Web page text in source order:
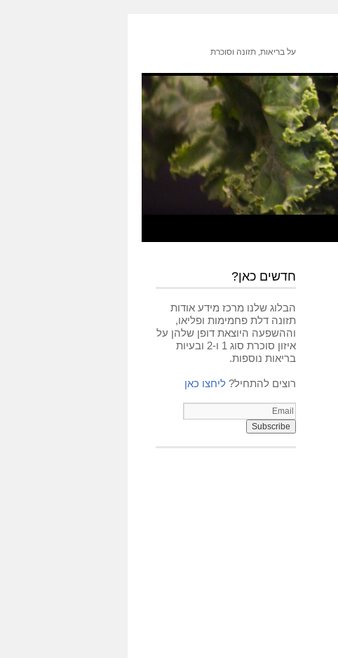
על בריאות, תזונה וסוכרת
חדשים כאן?
הבלוג שלנו מרכז מידע אודות
תזונה דלת פחמימות ופליאו,
וההשפעה היוצאת דופן שלהן על
איזון סוכרת סוג 1 ו-2 ובעיות
בריאות נוספות.
רוצים להתחיל? ליחצו כאן